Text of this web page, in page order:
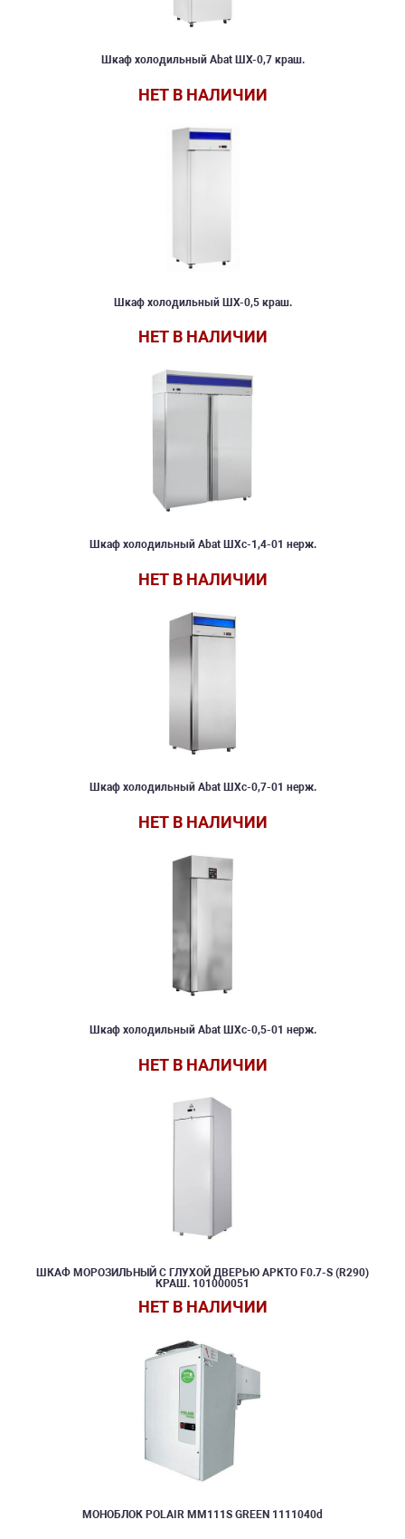
Шкаф холодильный Abat ШХ-0,7 краш.
НЕТ В НАЛИЧИИ
Шкаф холодильный ШХ-0,5 краш.
НЕТ В НАЛИЧИИ
Шкаф холодильный Abat ШХс-1,4-01 нерж.
НЕТ В НАЛИЧИИ
Шкаф холодильный Abat ШХс-0,7-01 нерж.
НЕТ В НАЛИЧИИ
Шкаф холодильный Abat ШХс-0,5-01 нерж.
НЕТ В НАЛИЧИИ
ШКАФ МОРОЗИЛЬНЫЙ С ГЛУХОЙ ДВЕРЬЮ АРКТО F0.7-S (R290)
КРАШ. 101000051
НЕТ В НАЛИЧИИ
МОНОБЛОК POLAIR MM111S GREEN 1111040d